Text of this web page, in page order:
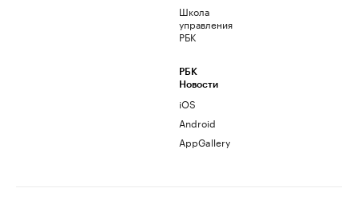
Школа
управления
РБК
РБК
Новости
iOS
Android
AppGallery